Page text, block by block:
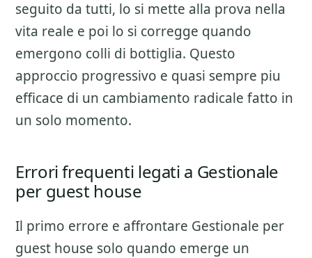
seguito da tutti, lo si mette alla prova nella
vita reale e poi lo si corregge quando
emergono colli di bottiglia. Questo
approccio progressivo e quasi sempre piu
efficace di un cambiamento radicale fatto in
un solo momento.
Errori frequenti legati a Gestionale
per guest house
Il primo errore e affrontare Gestionale per
guest house solo quando emerge un